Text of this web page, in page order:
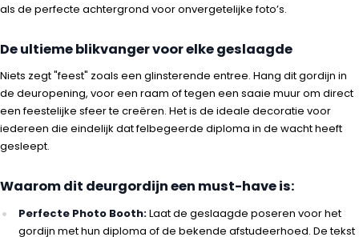
als de perfecte achtergrond voor onvergetelijke foto’s.
De ultieme blikvanger voor elke geslaagde
Niets zegt "feest" zoals een glinsterende entree. Hang dit gordijn in
de deuropening, voor een raam of tegen een saaie muur om direct
een feestelijke sfeer te creëren. Het is de ideale decoratie voor
iedereen die eindelijk dat felbegeerde diploma in de wacht heeft
gesleept.
Waarom dit deurgordijn een must-have is:
Perfecte Photo Booth:Laat de geslaagde poseren voor het
gordijn met hun diploma of de bekende afstudeerhoed. De tekst